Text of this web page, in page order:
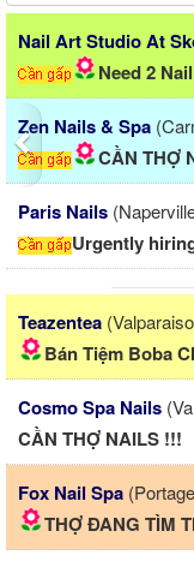
IL)
Studio at Skokie...
$$$
Previous
Teazentea
Bán Tiệm Boba
Cosmo Spa Nails
CẦN THỢ NAILS !!!
Fox Nail Spa
THỢ ĐANG TÌM TIỆM